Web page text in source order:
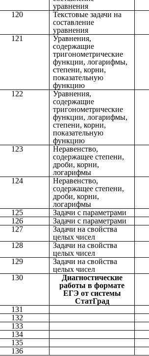
уравнения
120
Текстовые задачи на
составление
уравнения
121
Уравнения,
содержащие
тригонометрические
функции, логарифмы,
степени, корни,
показательную
функцию
122
Уравнения,
содержащие
тригонометрические
функции, логарифмы,
степени, корни,
показательную
функцию
123
Неравенство,
содержащее степени,
дроби, корни,
логарифмы
124
Неравенство,
содержащее степени,
дроби, корни,
логарифмы
125
Задачи с параметрами
126
Задачи с параметрами
127
Задачи на свойства
целых чисел
128
Задачи на свойства
целых чисел
129
Задачи на свойства
целых чисел
130
Диагностические
работы в формате
ЕГЭ от системы
СтатГрад
131
132
133
134
135
136